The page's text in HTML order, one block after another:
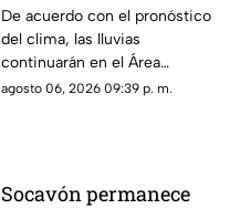
Guadalajara? Este es el
pronóstico del clima
hoy 7 de agosto
De acuerdo con el pronóstico
del clima, las lluvias
continuarán en el Área
Metropolitana de Guadalajara
agosto 06, 2026 09:39 p. m.
Socavón permanece